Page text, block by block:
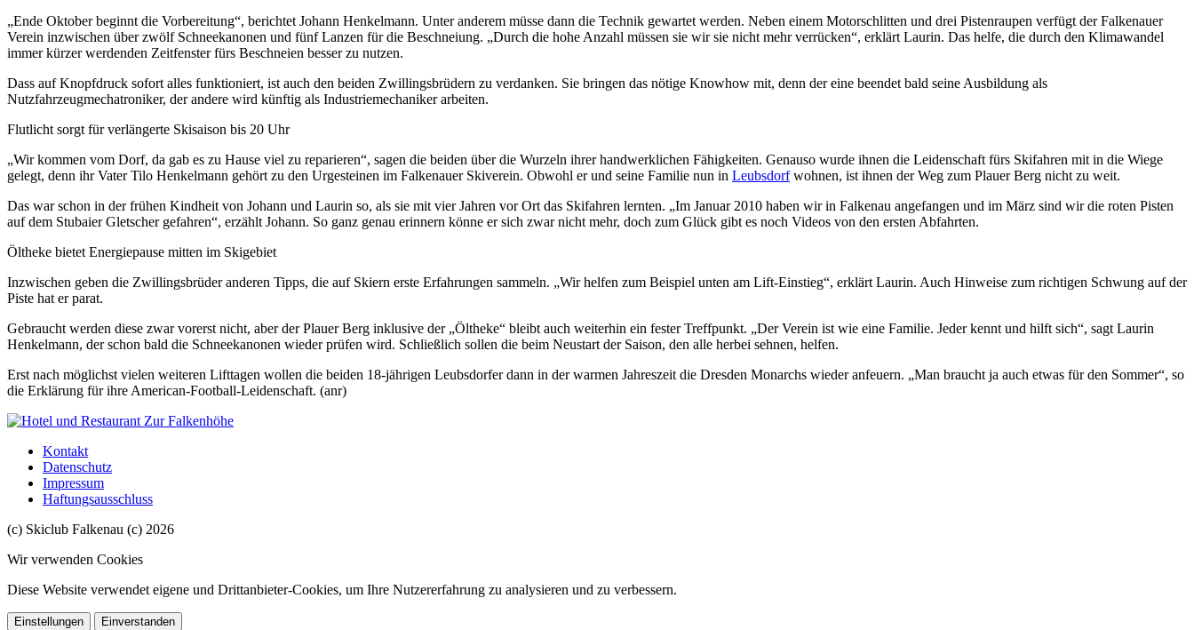
„Ende Oktober beginnt die Vorbereitung“, berichtet Johann Henkelmann. Unter anderem müsse dann die Technik gewartet werden. Neben einem Motorschlitten und drei Pistenraupen verfügt der Falkenauer
Verein inzwischen über zwölf Schneekanonen und fünf Lanzen für die Beschneiung. „Durch die hohe Anzahl müssen sie wir sie nicht mehr verrücken“, erklärt Laurin. Das helfe, die durch den Klimawandel
immer kürzer werdenden Zeitfenster fürs Beschneien besser zu nutzen.
Dass auf Knopfdruck sofort alles funktioniert, ist auch den beiden Zwillingsbrüdern zu verdanken. Sie bringen das nötige Knowhow mit, denn der eine beendet bald seine Ausbildung als
Nutzfahrzeugmechatroniker, der andere wird künftig als Industriemechaniker arbeiten.
Flutlicht sorgt für verlängerte Skisaison bis 20 Uhr
„Wir kommen vom Dorf, da gab es zu Hause viel zu reparieren“, sagen die beiden über die Wurzeln ihrer handwerklichen Fähigkeiten. Genauso wurde ihnen die Leidenschaft fürs Skifahren mit in die Wiege
gelegt, denn ihr Vater Tilo Henkelmann gehört zu den Urgesteinen im Falkenauer Skiverein. Obwohl er und seine Familie nun in Leubsdorfwohnen, ist ihnen der Weg zum Plauer Berg nicht zu weit.
Das war schon in der frühen Kindheit von Johann und Laurin so, als sie mit vier Jahren vor Ort das Skifahren lernten. „Im Januar 2010 haben wir in Falkenau angefangen und im März sind wir die roten Pisten
auf dem Stubaier Gletscher gefahren“, erzählt Johann. So ganz genau erinnern könne er sich zwar nicht mehr, doch zum Glück gibt es noch Videos von den ersten Abfahrten.
Öltheke bietet Energiepause mitten im Skigebiet
Inzwischen geben die Zwillingsbrüder anderen Tipps, die auf Skiern erste Erfahrungen sammeln. „Wir helfen zum Beispiel unten am Lift-Einstieg“, erklärt Laurin. Auch Hinweise zum richtigen Schwung auf der
Piste hat er parat.
Gebraucht werden diese zwar vorerst nicht, aber der Plauer Berg inklusive der „Öltheke“ bleibt auch weiterhin ein fester Treffpunkt. „Der Verein ist wie eine Familie. Jeder kennt und hilft sich“, sagt Laurin
Henkelmann, der schon bald die Schneekanonen wieder prüfen wird. Schließlich sollen die beim Neustart der Saison, den alle herbei sehnen, helfen.
Erst nach möglichst vielen weiteren Lifttagen wollen die beiden 18-jährigen Leubsdorfer dann in der warmen Jahreszeit die Dresden Monarchs wieder anfeuern. „Man braucht ja auch etwas für den Sommer“, so
die Erklärung für ihre American-Football-Leidenschaft. (anr)
Kontakt
Datenschutz
Impressum
Haftungsausschluss
(c) Skiclub Falkenau (c) 2026
Wir verwenden Cookies
Diese Website verwendet eigene und Drittanbieter-Cookies, um Ihre Nutzererfahrung zu analysieren und zu verbessern.
Einstellungen Einverstanden